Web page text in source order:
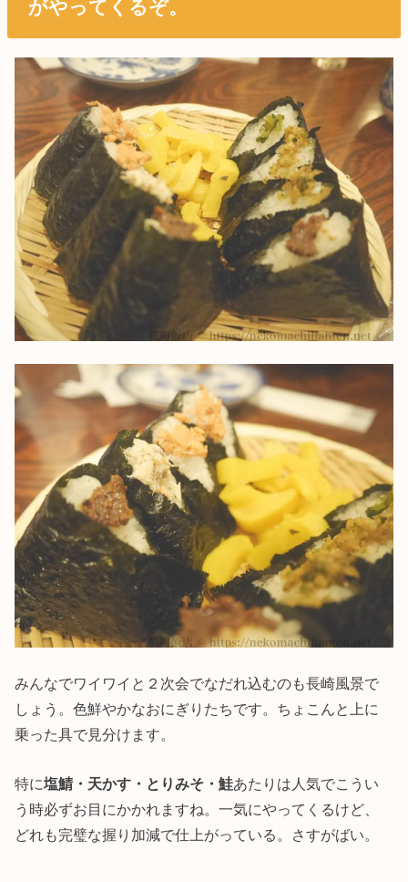
がやってくるぞ。
みんなでワイワイと２次会でなだれ込むのも長崎風景で
しょう。色鮮やかなおにぎりたちです。ちょこんと上に
乗った具で見分けます。
特に塩鯖・天かす・とりみそ・鮭あたりは人気でこうい
う時必ずお目にかかれますね。一気にやってくるけど、
どれも完璧な握り加減で仕上がっている。さすがばい。